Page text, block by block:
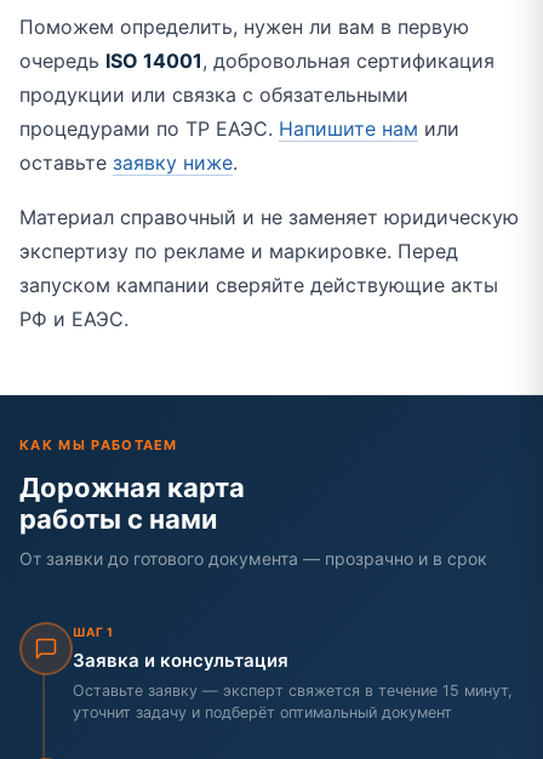
Поможем определить, нужен ли вам в первую
очередь ISO 14001, добровольная сертификация
продукции или связка с обязательными
процедурами по ТР ЕАЭС. Напишите нам или
оставьте заявку ниже.
Материал справочный и не заменяет юридическую
экспертизу по рекламе и маркировке. Перед
запуском кампании сверяйте действующие акты
РФ и ЕАЭС.
КАК МЫ РАБОТАЕМ
Дорожная карта
работы с нами
От заявки до готового документа — прозрачно и в срок
ШАГ 1
Заявка и консультация
Оставьте заявку — эксперт свяжется в течение 15 минут,
уточнит задачу и подберёт оптимальный документ